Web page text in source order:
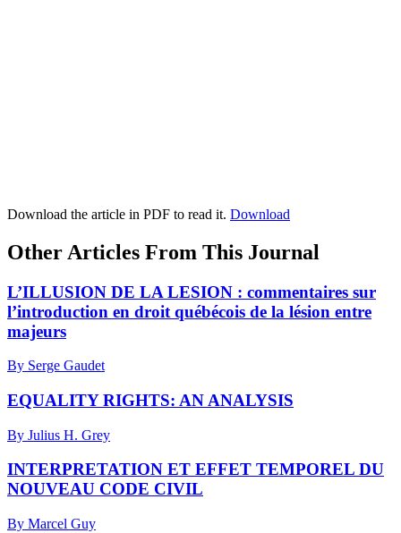
Download the article in PDF to read it. Download
Other Articles From This Journal
L’ILLUSION DE LA LESION : commentaires sur
l’introduction en droit québécois de la lésion entre
majeurs
By Serge Gaudet
EQUALITY RIGHTS: AN ANALYSIS
By Julius H. Grey
INTERPRETATION ET EFFET TEMPOREL DU
NOUVEAU CODE CIVIL
By Marcel Guy